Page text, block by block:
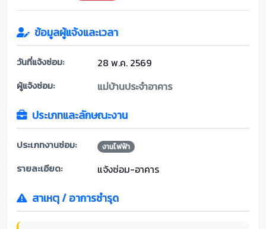
ข้อมูลผู้แจ้งและเวลา
วันที่แจ้งซ่อม: 28 พ.ค. 2569
ผู้แจ้งซ่อม: แม่บ้านประจำอาคาร
ประเภทและลักษณะงาน
ประเภทงานซ่อม: งานไฟฟ้า
รายละเอียด: แจ้งซ่อม-อาคาร
สาเหตุ / อาการชำรุด